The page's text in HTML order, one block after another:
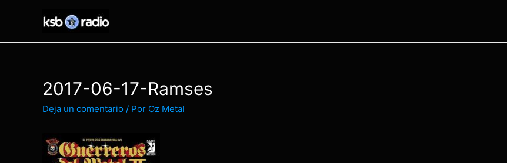
2017-06-17-Ramses
Deja un comentario / Por Oz Metal